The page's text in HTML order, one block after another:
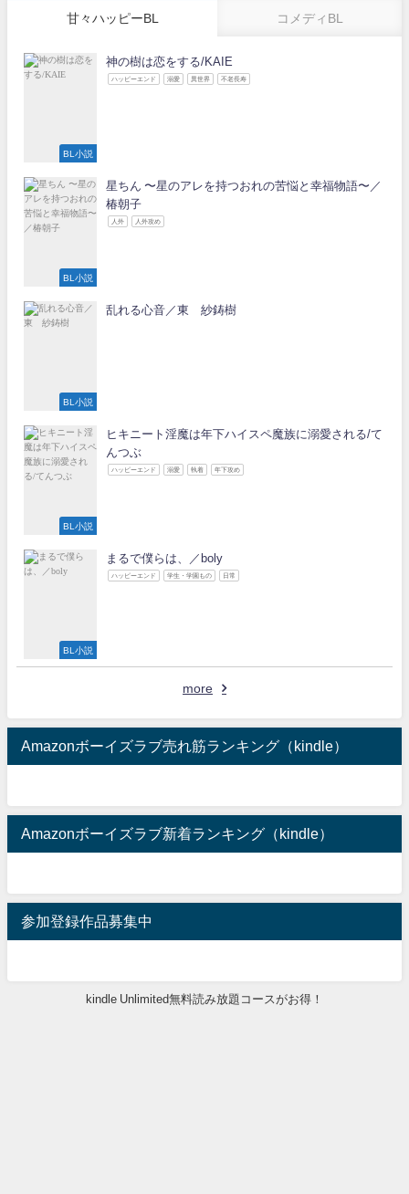
甘々ハッピーBL コメディBL
BL小説
神の樹は恋をする/KAIE
ハッピーエンド 溺愛 異世界 不老長寿
BL小説
星ちん 〜星のアレを持つおれの苦悩と幸福物語〜／
椿朝子
人外 人外攻め
BL小説
乱れる心音／東 紗鋳樹
BL小説
ヒキニート淫魔は年下ハイスペ魔族に溺愛される/て
んつぶ
ハッピーエンド 溺愛 執着 年下攻め
BL小説
まるで僕らは、／boly
ハッピーエンド 学生・学園もの 日常
more
Amazonボーイズラブ売れ筋ランキング（kindle）
Amazonボーイズラブ新着ランキング（kindle）
参加登録作品募集中
kindle Unlimited無料読み放題コースがお得！